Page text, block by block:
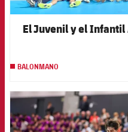
El Juvenil y el Infantil
BALONMANO